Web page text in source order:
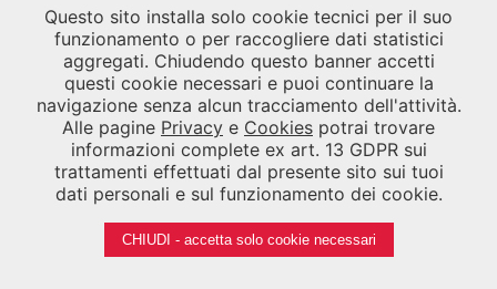
Tel. 041 5218700/041 5218790
041 5218747
segreteria.asac@labiennale.org -
consultazione.asac@labiennale.org
BIBLIOTECA DELLA BIENNALE
CALLE PALUDO SANT'ANTONIO, 30122 VENEZIA
041 5218939
biblioteca.asac@labiennale.org
Questo sito installa solo cookie tecnici per il suo
funzionamento o per raccogliere dati statistici
aggregati. Chiudendo questo banner accetti
questi cookie necessari e puoi continuare la
navigazione senza alcun tracciamento dell'attività.
Alle pagine Privacy e Cookies potrai trovare
informazioni complete ex art. 13 GDPR sui
trattamenti effettuati dal presente sito sui tuoi
dati personali e sul funzionamento dei cookie.
CHIUDI - accetta solo cookie necessari